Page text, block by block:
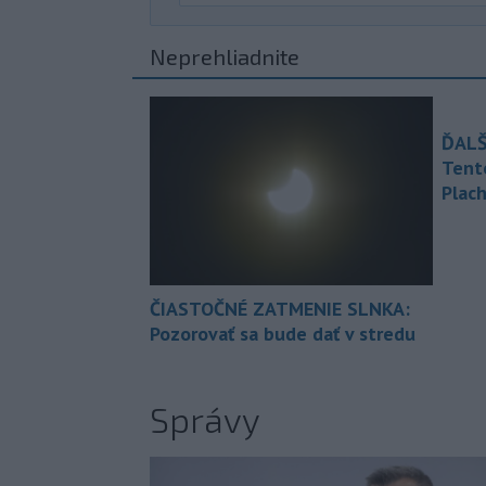
Neprehliadnite
ČIASTOČNÉ ZATMENIE SLNKA:
Pozorovať sa bude dať v stredu
Správy